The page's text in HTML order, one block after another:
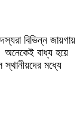
বিভিন্ন জায়গায়
অনেকেই বাধ্য হয়ে
মধ্যে